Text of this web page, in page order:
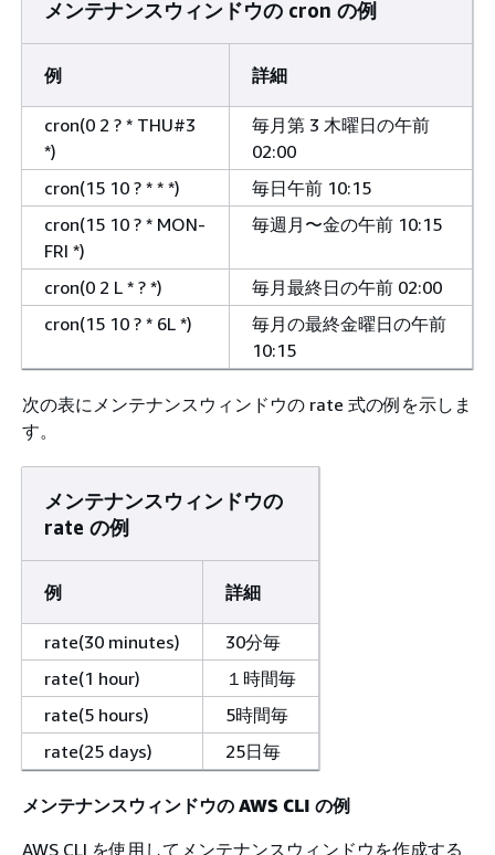
メンテナンスウィンドウの cron の例
例 詳細
cron(0 2 ? * THU#3
*)
毎月第 3 木曜日の午前
02:00
cron(15 10 ? * * *)
毎日午前 10:15
cron(15 10 ? * MON-
FRI *)
毎週月〜金の午前 10:15
cron(0 2 L * ? *)
毎月最終日の午前 02:00
cron(15 10 ? * 6L *)
毎月の最終金曜日の午前
10:15
次の表にメンテナンスウィンドウの rate 式の例を示しま
す。
メンテナンスウィンドウの
rate の例
例 詳細
rate(30 minutes)
30分毎
rate(1 hour)
１時間毎
rate(5 hours)
5時間毎
rate(25 days)
25日毎
メンテナンスウィンドウの AWS CLI の例
AWS CLI を使用してメンテナンスウィンドウを作成する